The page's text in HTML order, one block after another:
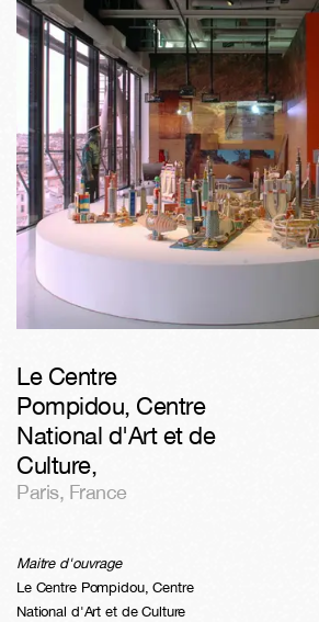
Le Centre
Pompidou, Centre
National d'Art et de
Culture,
Paris, France
Maitre d'ouvrage
Le Centre Pompidou, Centre
National d'Art et de Culture